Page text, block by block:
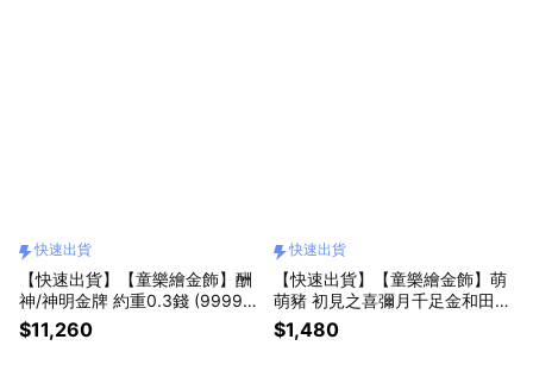
快速出貨
【快速出貨】【童樂繪金飾】酬
神/神明金牌 約重0.3錢 (9999純
金 黃金 還願)
$11,260
快速出貨
【快速出貨】【童樂繪金飾】萌
萌豬 初見之喜彌月千足金和田玉
禮盒 (彌月金飾 彌月禮)
$1,480